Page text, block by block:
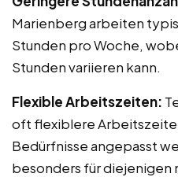
Marienberg arbeiten
Stunden pro Woche,
Stunden variieren kann.
Flexible Arbeitszeiten:
oft flexiblere
Bedürfnisse angepasst
besonders für diejenigen